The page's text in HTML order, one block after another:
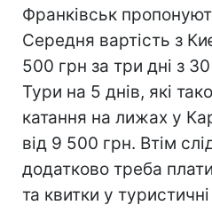
Франківськ
Середня вартість з
500 грн за три дні з
Тури на 5 днів, які
катання на лижах у
від 9 500 грн. Втім
додатково треба
та квитки у туристичні